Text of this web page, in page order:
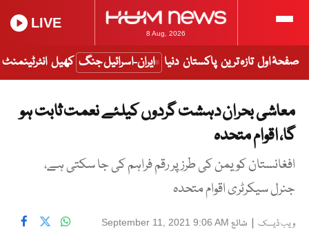
8 Aug, 2026
LIVE
صفحۂ اول تازہ ترین پاکستان دنیا ایران-اسرائیل جنگ کھیل انٹرٹینمنٹ
معاشی بحران دہشت گردوں کیلئے نعمت ثابت ہو
گا، اقوام متحدہ
افغانستان کو یمن کی طرز پر رقم فراہم کی جا سکتی ہے،
جنرل سیکرٹری اقوام متحدہ
ویب ڈیسک | شائع September 11, 2021 9:06 AM